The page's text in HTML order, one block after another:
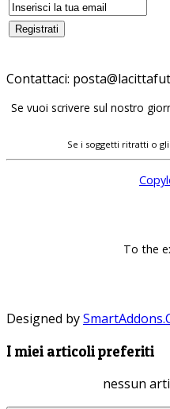
Contattaci:
Se vuoi scrivere sul nostro
Se i soggetti ritratti o
To the
Designed by
I miei articoli preferiti
nessun